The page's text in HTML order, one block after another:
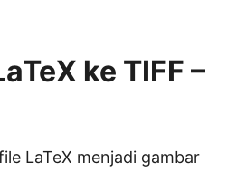
ke TIFF –
LaTeX menjadi gambar